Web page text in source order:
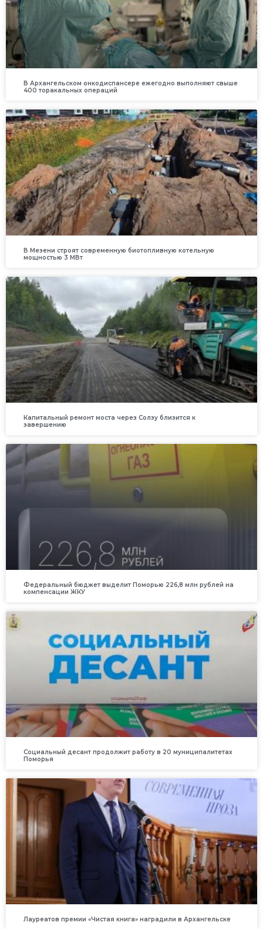
В Архангельском онкодиспансере ежегодно выполняют свыше
400 торакальных операций
В Мезени строят современную биотопливную котельную
мощностью 3 МВт
Капитальный ремонт моста через Солзу близится к
завершению
Федеральный бюджет выделит Поморью 226,8 млн рублей на
компенсации ЖКУ
Социальный десант продолжит работу в 20 муниципалитетах
Поморья
Лауреатов премии «Чистая книга» наградили в Архангельске